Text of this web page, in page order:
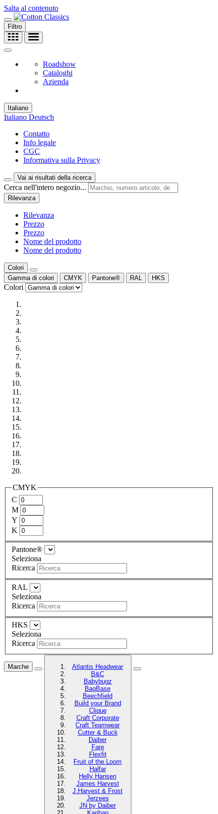
Salta al contenuto
Filtro
Roadshow
Cataloghi
Azienda
Italiano
Italiano Deutsch
Contatto
Info legale
CGC
Informativa sulla Privacy
Vai ai risultati della ricerca
Cerca nell'intero negozio...
Rilevanza
Rilevanza
Prezzo
Prezzo
Nome del prodotto
Nome del prodotto
Colori
Gamma di colori
CMYK Pantone® RAL HKS
Colori
CMYK
C
M
Y
K
Pantone®
Seleziona
Ricerca
RAL
Seleziona
Ricerca
HKS
Seleziona
Ricerca
Marche
Atlantis Headwear
B&C
Babybugz
BagBase
Beechfield
Build your Brand
Clique
Craft Corporate
Craft Teamwear
Cutter & Buck
Daiber
Fare
Flexfit
Fruit of the Loom
Halfar
Helly Hansen
James Harvest
J.Harvest & Frost
Jerzees
JN by Daiber